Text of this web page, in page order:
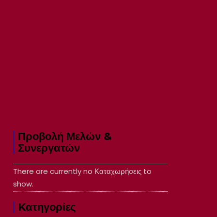
Προβολή Μελών &
Συνεργατών
There are currently no Καταχωρήσεις to
show.
Kατηγορίες